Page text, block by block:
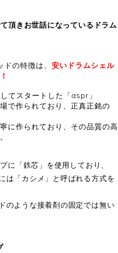
頂きお世話になっているドラム
の特徴は、 安いドラムシェル
てスタートした「aspr」
で作られており、正真正銘の
に作られており、その品質の高
に「鉄芯」を使用しており、
は「カシメ」と呼ばれる方式を
のような接着剤の固定では無い